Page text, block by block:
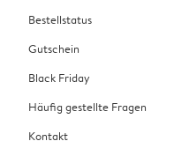
Bestellstatus
Gutschein
Black Friday
Häufig gestellte Fragen
Kontakt